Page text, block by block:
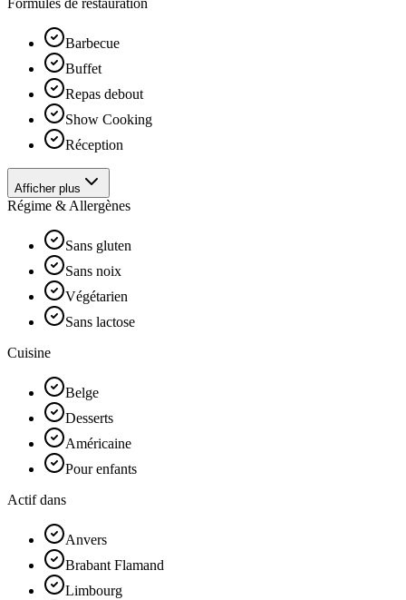
Formules de restauration
Barbecue
Buffet
Repas debout
Show Cooking
Réception
Afficher plus
Régime & Allergènes
Sans gluten
Sans noix
Végétarien
Sans lactose
Cuisine
Belge
Desserts
Américaine
Pour enfants
Actif dans
Anvers
Brabant Flamand
Limbourg